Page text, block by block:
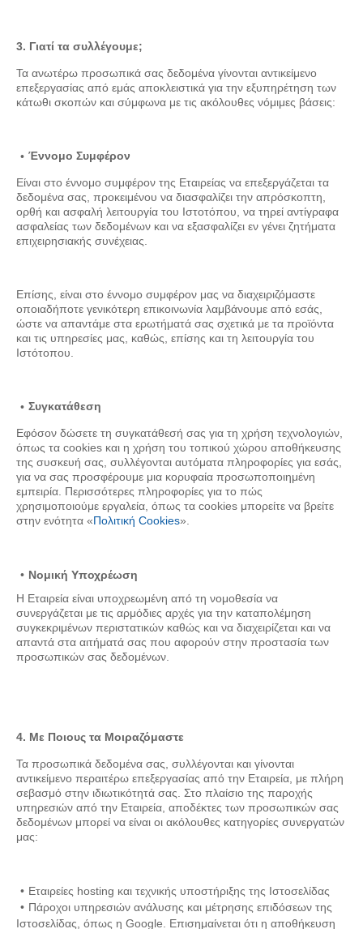
3. Γιατί τα συλλέγουμε;
Τα ανωτέρω προσωπικά σας δεδομένα γίνονται αντικείμενο
επεξεργασίας από εμάς αποκλειστικά για την εξυπηρέτηση των
κάτωθι σκοπών και σύμφωνα με τις ακόλουθες νόμιμες βάσεις:
Έννομο Συμφέρον
Είναι στο έννομο συμφέρον της Εταιρείας να επεξεργάζεται τα
δεδομένα σας, προκειμένου να διασφαλίζει την απρόσκοπτη,
ορθή και ασφαλή λειτουργία του Ιστοτόπου, να τηρεί αντίγραφα
ασφαλείας των δεδομένων και να εξασφαλίζει εν γένει ζητήματα
επιχειρησιακής συνέχειας.
Επίσης, είναι στο έννομο συμφέρον μας να διαχειριζόμαστε
οποιαδήποτε γενικότερη επικοινωνία λαμβάνουμε από εσάς,
ώστε να απαντάμε στα ερωτήματά σας σχετικά με τα προϊόντα
και τις υπηρεσίες μας, καθώς, επίσης και τη λειτουργία του
Ιστότοπου.
Συγκατάθεση
Εφόσον δώσετε τη συγκατάθεσή σας για τη χρήση τεχνολογιών,
όπως τα cookies και η χρήση του τοπικού χώρου αποθήκευσης
της συσκευή σας, συλλέγονται αυτόματα πληροφορίες για εσάς,
για να σας προσφέρουμε μια κορυφαία προσωποποιημένη
εμπειρία. Περισσότερες πληροφορίες για το πώς
χρησιμοποιούμε εργαλεία, όπως τα cookies μπορείτε να βρείτε
στην ενότητα «Πολιτική Cookies».
Νομική Υποχρέωση
Η Εταιρεία είναι υποχρεωμένη από τη νομοθεσία να
συνεργάζεται με τις αρμόδιες αρχές για την καταπολέμηση
συγκεκριμένων περιστατικών καθώς και να διαχειρίζεται και να
απαντά στα αιτήματά σας που αφορούν στην προστασία των
προσωπικών σας δεδομένων.
4. Με Ποιους τα Μοιραζόμαστε
Τα προσωπικά δεδομένα σας, συλλέγονται και γίνονται
αντικείμενο περαιτέρω επεξεργασίας από την Εταιρεία, με πλήρη
σεβασμό στην ιδιωτικότητά σας. Στο πλαίσιο της παροχής
υπηρεσιών από την Εταιρεία, αποδέκτες των προσωπικών σας
δεδομένων μπορεί να είναι οι ακόλουθες κατηγορίες συνεργατών
μας:
Εταιρείες hosting και τεχνικής υποστήριξης της Ιστοσελίδας
Πάροχοι υπηρεσιών ανάλυσης και μέτρησης επιδόσεων της
Ιστοσελίδας, όπως η Google. Επισημαίνεται ότι η αποθήκευση